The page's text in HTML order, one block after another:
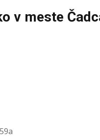
v meste